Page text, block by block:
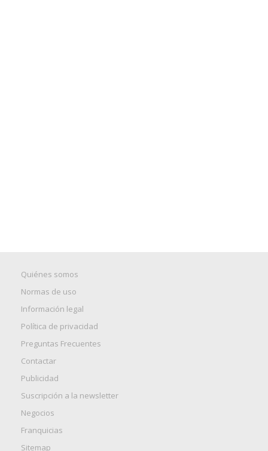
Quiénes somos
Normas de uso
Información legal
Política de privacidad
Preguntas Frecuentes
Contactar
Publicidad
Suscripción a la newsletter
Negocios
Franquicias
Sitemap